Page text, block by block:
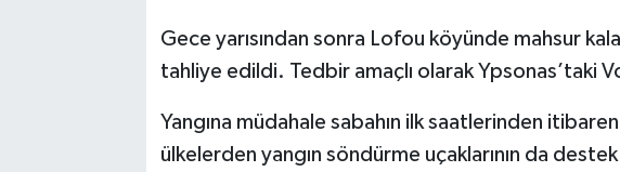
Gece yarısından sonra Lofou köyünde mahsur
tahliye edildi. Tedbir amaçlı olarak Ypsonas’taki
Yangına müdahale sabahın ilk saatlerinden
ülkelerden yangın söndürme uçaklarının da